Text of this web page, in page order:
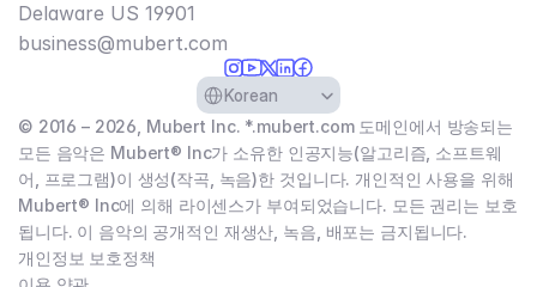
Delaware US 19901​
business@mubert.com
Select Language
Korean
© 2016 – 2026, Mubert Inc. *.mubert.com 도메인에서 방송되는
모든 음악은 Mubert® Inc가 소유한 인공지능(알고리즘, 소프트웨
어, 프로그램)이 생성(작곡, 녹음)한 것입니다. 개인적인 사용을 위해
Mubert® Inc에 의해 라이센스가 부여되었습니다. 모든 권리는 보호
됩니다. 이 음악의 공개적인 재생산, 녹음, 배포는 금지됩니다.
개인정보 보호정책